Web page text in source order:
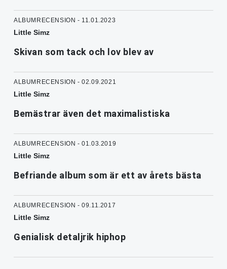
ALBUMRECENSION - 11.01.2023
Little Simz
Skivan som tack och lov blev av
ALBUMRECENSION - 02.09.2021
Little Simz
Bemästrar även det maximalistiska
ALBUMRECENSION - 01.03.2019
Little Simz
Befriande album som är ett av årets bästa
ALBUMRECENSION - 09.11.2017
Little Simz
Genialisk detaljrik hiphop